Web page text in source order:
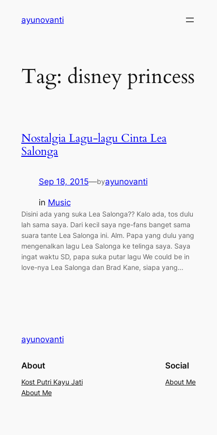
ayunovanti
Tag: disney princess
Nostalgia Lagu-lagu Cinta Lea
Salonga
Sep 18, 2015—byayunovanti
in Music
Disini ada yang suka Lea Salonga?? Kalo ada, tos dulu
lah sama saya. Dari kecil saya nge-fans banget sama
suara tante Lea Salonga ini. Alm. Papa yang dulu yang
mengenalkan lagu Lea Salonga ke telinga saya. Saya
ingat waktu SD, papa suka putar lagu We could be in
love-nya Lea Salonga dan Brad Kane, siapa yang…
ayunovanti
About
Kost Putri Kayu Jati
About Me
Social
About Me